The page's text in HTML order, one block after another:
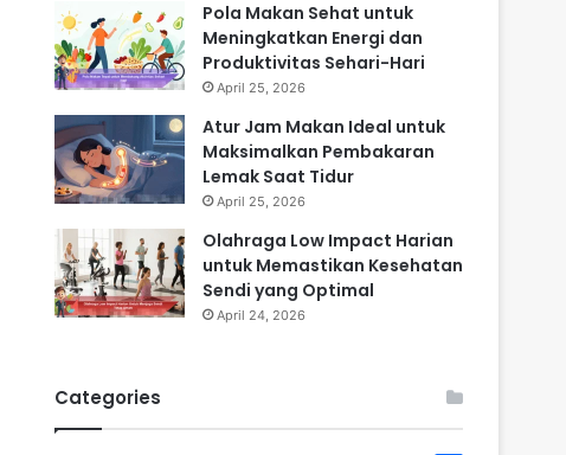
Pola Makan Sehat untuk
Meningkatkan Energi dan
Produktivitas Sehari-Hari
April 25, 2026
Atur Jam Makan Ideal untuk
Maksimalkan Pembakaran
Lemak Saat Tidur
April 25, 2026
Olahraga Low Impact Harian
untuk Memastikan Kesehatan
Sendi yang Optimal
April 24, 2026
Categories